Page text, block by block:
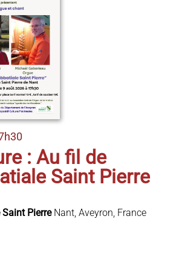
: Au fil de
Saint Pierre
Pierre Nant, Aveyron, France